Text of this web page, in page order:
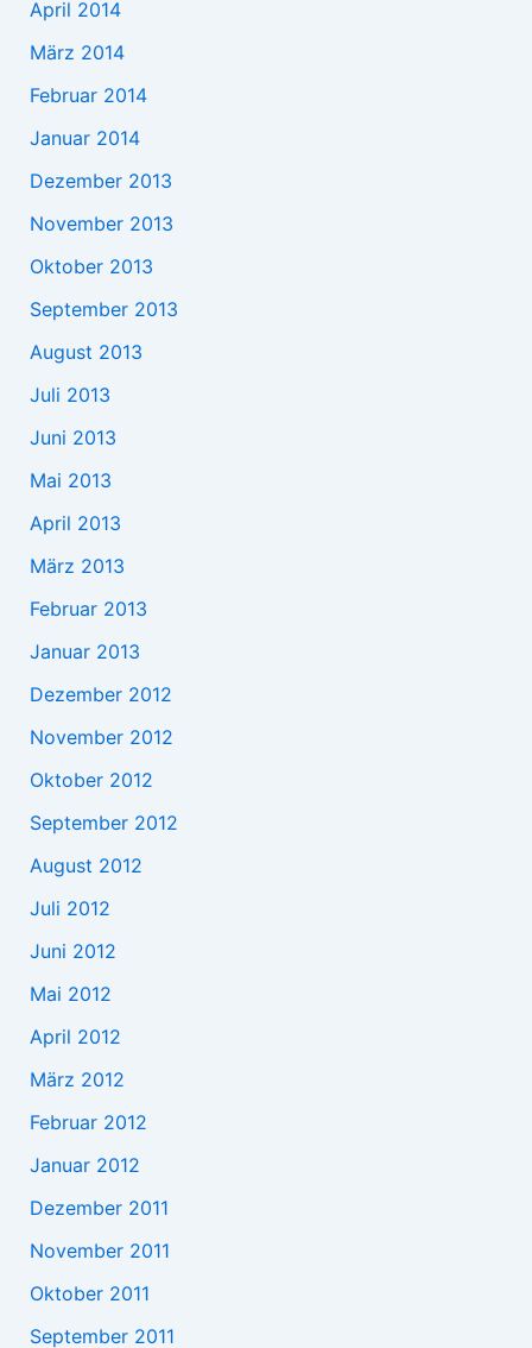
April 2014
März 2014
Februar 2014
Januar 2014
Dezember 2013
November 2013
Oktober 2013
September 2013
August 2013
Juli 2013
Juni 2013
Mai 2013
April 2013
März 2013
Februar 2013
Januar 2013
Dezember 2012
November 2012
Oktober 2012
September 2012
August 2012
Juli 2012
Juni 2012
Mai 2012
April 2012
März 2012
Februar 2012
Januar 2012
Dezember 2011
November 2011
Oktober 2011
September 2011